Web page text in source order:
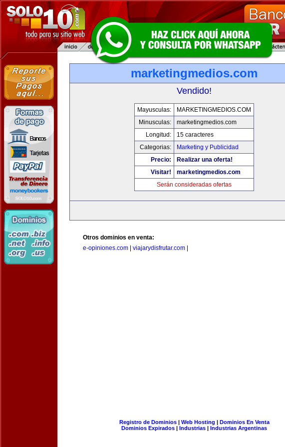
marketingmedios.com
Vendido!
Mayusculas:
MARKETINGMEDIOS.COM
Minusculas:
marketingmedios.com
Longitud:
15 caracteres
Categorias:
Marketing y Publicidad
Precio:
Realizar una oferta!
Visitar!
marketingmedios.com
Serán consideradas ofertas
Otros dominios en venta:
e-opiniones.com
viajarydisfrutar.com
Registro de Dominios| Web Hosting | Dominios En Venta
Dominios Expirados | Industrias | Industrias Argentinas